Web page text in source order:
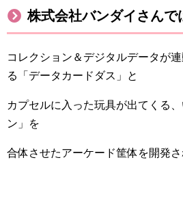
株式会社バンダイさんで
コレクション＆デジタルデータが
る「データカードダス」と
カプセルに入った玩具が出てくる
ン」を
合体させたアーケード筐体を開発さ